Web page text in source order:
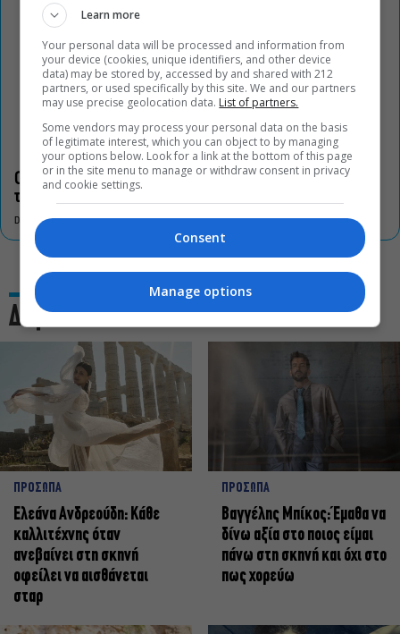
Οι «Τρωάδες» στην Επίδαυρο αλλάζουν την αντίληψη για
τον πολιτισμό
DON'T MISS
Δες και αυτό
ΠΡΟΣΩΠΑ
Ελεάνα Ανδρεούδη: Κάθε
καλλιτέχνης όταν
ανεβαίνει στη σκηνή
οφείλει να αισθάνεται
σταρ
ΠΡΟΣΩΠΑ
Βαγγέλης Μπίκος: Έμαθα να
δίνω αξία στο ποιος είμαι
πάνω στη σκηνή και όχι στο
πως χορεύω
Learn more
Your personal data will be processed and information from
your device (cookies, unique identifiers, and other device
data) may be stored by, accessed by and shared with 212
partners, or used specifically by this site. We and our partners
may use precise geolocation data. List of partners.
Some vendors may process your personal data on the basis
of legitimate interest, which you can object to by managing
your options below. Look for a link at the bottom of this page
or in the site menu to manage or withdraw consent in privacy
and cookie settings.
Consent
Manage options